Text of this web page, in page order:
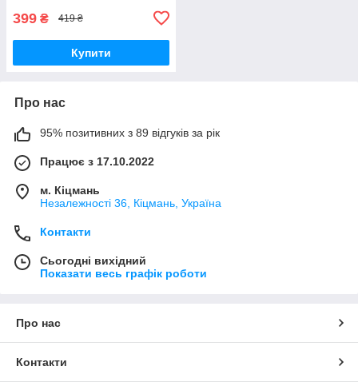
399 ₴ 419 ₴
Купити
Про нас
95% позитивних з 89 відгуків за рік
Працює з 17.10.2022
м. Кіцмань
Незалежності 36, Кіцмань, Україна
Контакти
Сьогодні вихідний
Показати весь графік роботи
Про нас
Контакти